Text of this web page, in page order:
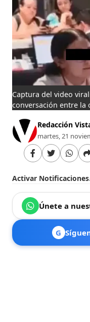
Captura del video
conversación entre la
Redacción
martes, 21
Activar Notificaciones
Únete a
G